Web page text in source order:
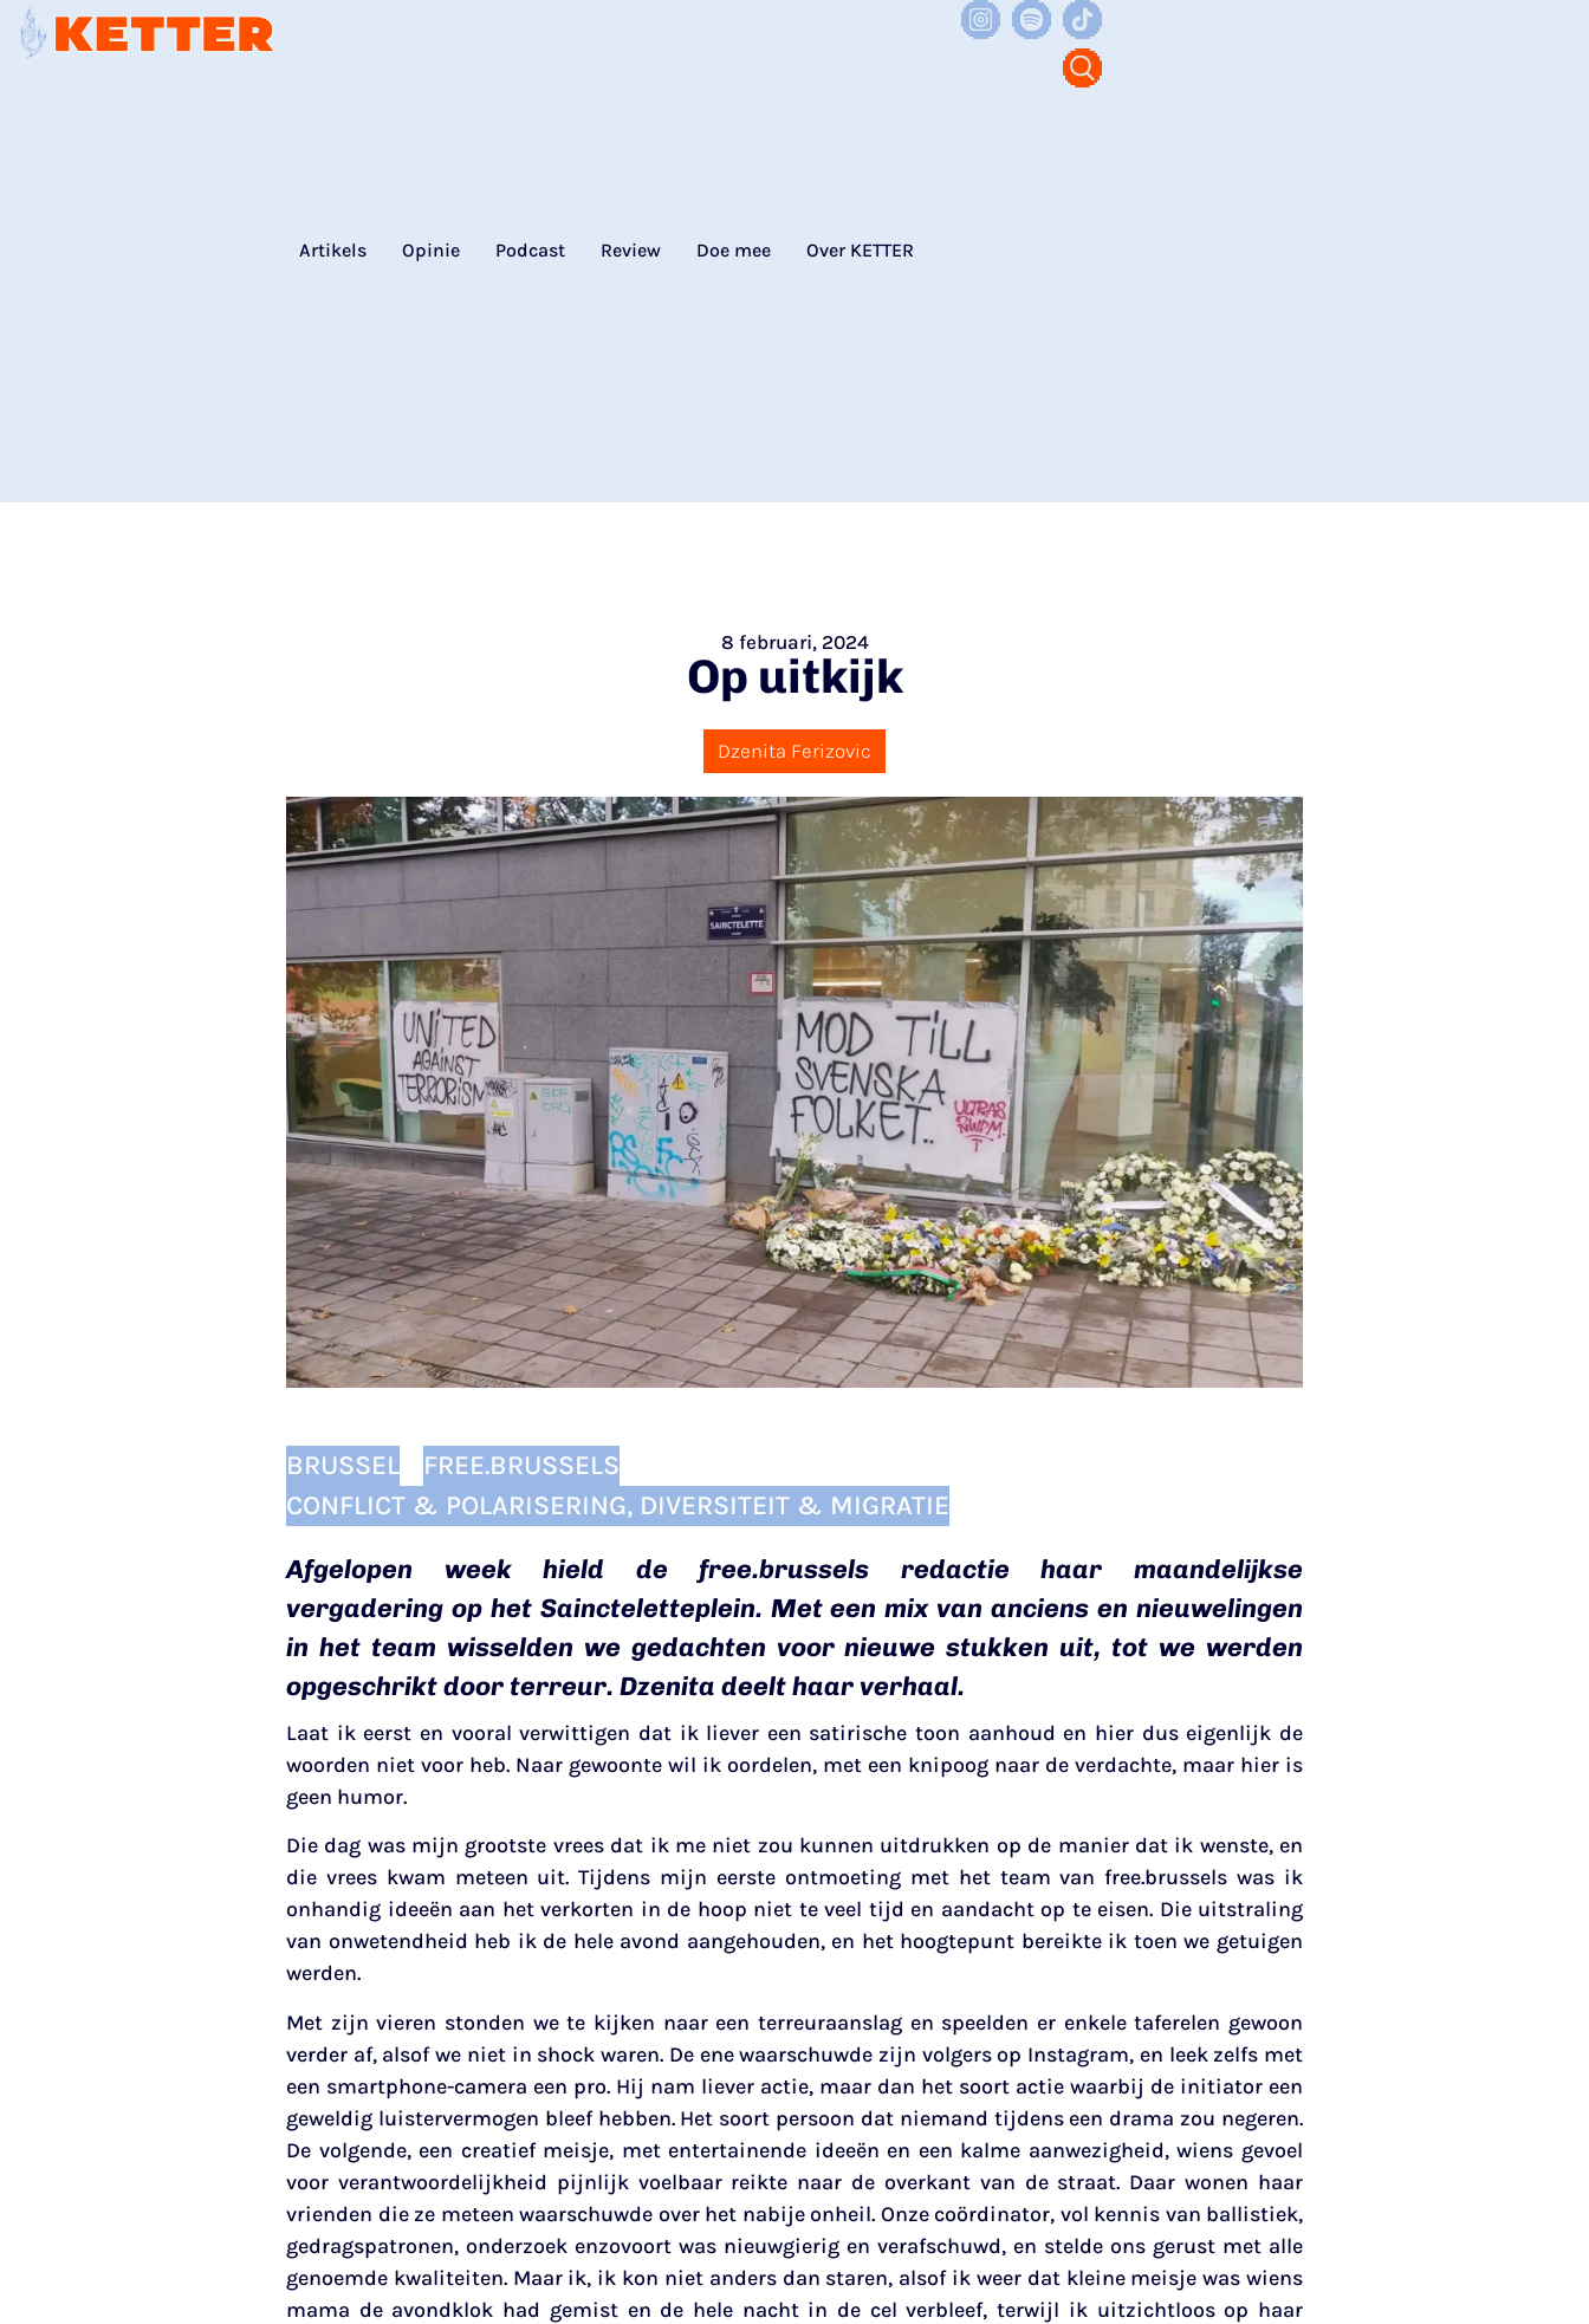
Artikels Opinie Podcast Review Doe mee Over KETTER
8 februari, 2024
Op uitkijk
Dzenita Ferizovic
BRUSSEL
FREE.BRUSSELS
CONFLICT & POLARISERING, DIVERSITEIT & MIGRATIE
Afgelopen week hield de free.brussels redactie haar maandelijkse
vergadering op het Saincteletteplein. Met een mix van anciens en nieuwelingen
in het team wisselden we gedachten voor nieuwe stukken uit, tot we werden
opgeschrikt door terreur. Dzenita deelt haar verhaal.
Laat ik eerst en vooral verwittigen dat ik liever een satirische toon aanhoud en hier dus eigenlijk de
woorden niet voor heb. Naar gewoonte wil ik oordelen, met een knipoog naar de verdachte, maar hier is
geen humor.
Die dag was mijn grootste vrees dat ik me niet zou kunnen uitdrukken op de manier dat ik wenste, en
die vrees kwam meteen uit. Tijdens mijn eerste ontmoeting met het team van free.brussels was ik
onhandig ideeën aan het verkorten in de hoop niet te veel tijd en aandacht op te eisen. Die uitstraling
van onwetendheid heb ik de hele avond aangehouden, en het hoogtepunt bereikte ik toen we getuigen
werden.
Met zijn vieren stonden we te kijken naar een terreuraanslag en speelden er enkele taferelen gewoon
verder af, alsof we niet in shock waren. De ene waarschuwde zijn volgers op Instagram, en leek zelfs met
een smartphone-camera een pro. Hij nam liever actie, maar dan het soort actie waarbij de initiator een
geweldig luistervermogen bleef hebben. Het soort persoon dat niemand tijdens een drama zou negeren.
De volgende, een creatief meisje, met entertainende ideeën en een kalme aanwezigheid, wiens gevoel
voor verantwoordelijkheid pijnlijk voelbaar reikte naar de overkant van de straat. Daar wonen haar
vrienden die ze meteen waarschuwde over het nabije onheil. Onze coördinator, vol kennis van ballistiek,
gedragspatronen, onderzoek enzovoort was nieuwgierig en verafschuwd, en stelde ons gerust met alle
genoemde kwaliteiten. Maar ik, ik kon niet anders dan staren, alsof ik weer dat kleine meisje was wiens
mama de avondklok had gemist en de hele nacht in de cel verbleef, terwijl ik uitzichtloos op haar